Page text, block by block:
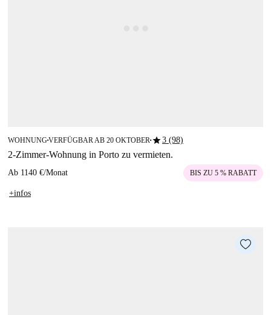
WOHNUNG■VERFÜGBAR AB 20 OKTOBER■star3 (98)
2-Zimmer-Wohnung in Porto zu vermieten.
Ab 1140 €/Monat BIS ZU 5 % RABATT
+infos